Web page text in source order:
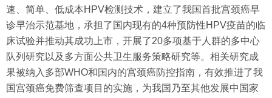
速、简单、低成本HPV检测技术，建立了我国首批宫颈癌早
诊早治示范基地，承担了国内现有的4种预防性HPV疫苗的临
床试验并推动其成功上市，开展了20多项基于人群的多中心
队列研究以及多方面公共卫生服务策略研究等。相关研究成
果被纳入多部WHO和国内的宫颈癌防控指南，有效推进了我
国宫颈癌免费筛查项目的实施，为我国乃至其他发展中国家